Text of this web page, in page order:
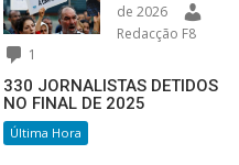
de 2026
Redacção F8
1
330 JORNALISTAS DETIDOS
NO FINAL DE 2025
Última Hora